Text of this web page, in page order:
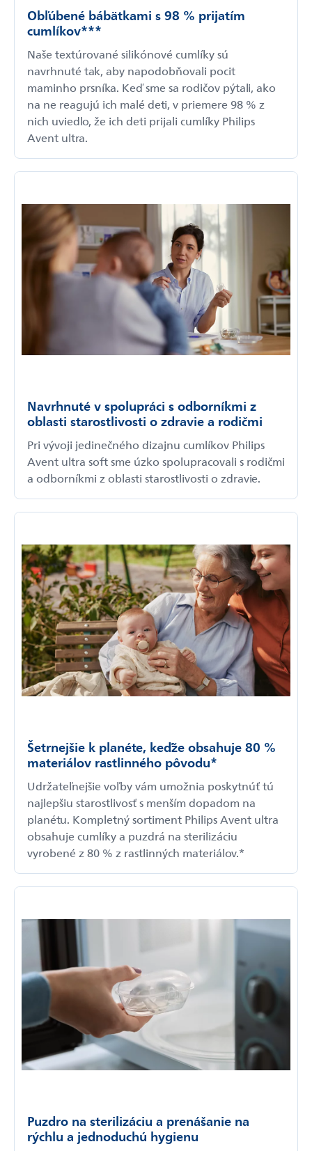
Obľúbené bábätkami s 98 % prijatím
cumlíkov***
Naše textúrované silikónové cumlíky sú
navrhnuté tak, aby napodobňovali pocit
maminho prsníka. Keď sme sa rodičov pýtali, ako
na ne reagujú ich malé deti, v priemere 98 % z
nich uviedlo, že ich deti prijali cumlíky Philips
Avent ultra.
Navrhnuté v spolupráci s odborníkmi z
oblasti starostlivosti o zdravie a rodičmi
Pri vývoji jedinečného dizajnu cumlíkov Philips
Avent ultra soft sme úzko spolupracovali s rodičmi
a odborníkmi z oblasti starostlivosti o zdravie.
Šetrnejšie k planéte, keďže obsahuje 80 %
materiálov rastlinného pôvodu*
Udržateľnejšie voľby vám umožnia poskytnúť tú
najlepšiu starostlivosť s menším dopadom na
planétu. Kompletný sortiment Philips Avent ultra
obsahuje cumlíky a puzdrá na sterilizáciu
vyrobené z 80 % z rastlinných materiálov.*
Puzdro na sterilizáciu a prenášanie na
rýchlu a jednoduchú hygienu